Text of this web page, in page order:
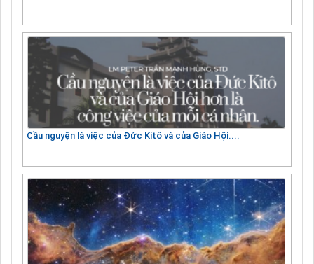
Cầu nguyện là việc của Đức Kitô và của Giáo Hội....